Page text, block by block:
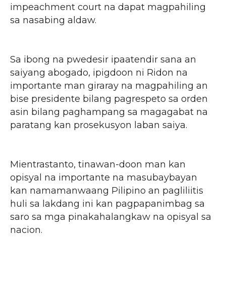
impeachment court na dapat magpahiling
sa nasabing aldaw.
Sa ibong na pwedesir ipaatendir sana an
saiyang abogado, ipigdoon ni Ridon na
importante man giraray na magpahiling an
bise presidente bilang pagrespeto sa orden
asin bilang paghampang sa magagabat na
paratang kan prosekusyon laban saiya.
Mientrastanto, tinawan-doon man kan
opisyal na importante na masubaybayan
kan namamanwaang Pilipino an pagliliitis
huli sa lakdang ini kan pagpapanimbag sa
saro sa mga pinakahalangkaw na opisyal sa
nacion.